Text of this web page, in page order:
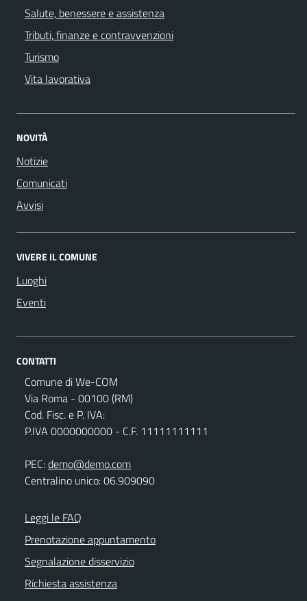
Salute, benessere e assistenza
Tributi, finanze e contravvenzioni
Turismo
Vita lavorativa
NOVITÀ
Notizie
Comunicati
Avvisi
VIVERE IL COMUNE
Luoghi
Eventi
CONTATTI
Comune di We-COM
Via Roma - 00100 (RM)
Cod. Fisc. e P. IVA:
P.IVA 0000000000 - C.F. 11111111111
PEC:demo@demo.com
Centralino unico: 06.909090
Leggi le FAQ
Prenotazione appuntamento
Segnalazione disservizio
Richiesta assistenza